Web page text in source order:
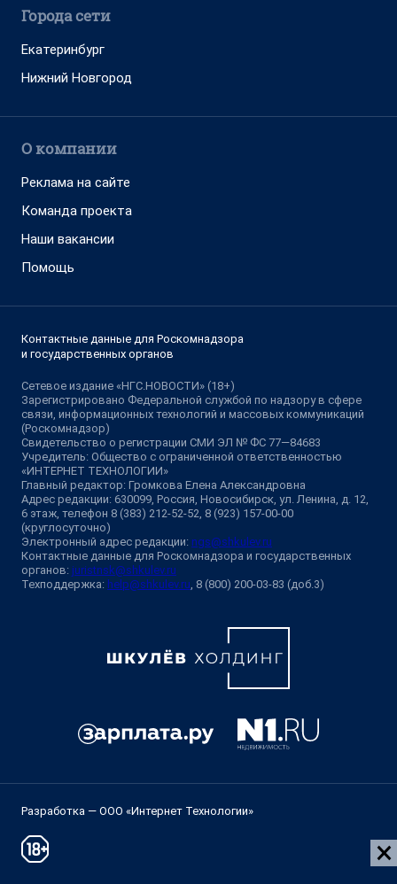
Города сети
Екатеринбург
Нижний Новгород
О компании
Реклама на сайте
Команда проекта
Наши вакансии
Помощь
Контактные данные для Роскомнадзора
и государственных органов
Сетевое издание «НГС.НОВОСТИ» (18+)
Зарегистрировано Федеральной службой по надзору в сфере
связи, информационных технологий и массовых коммуникаций
(Роскомнадзор)
Свидетельство о регистрации СМИ ЭЛ № ФС 77—84683
Учредитель: Общество с ограниченной ответственностью
«ИНТЕРНЕТ ТЕХНОЛОГИИ»
Главный редактор: Громкова Елена Александровна
Адрес редакции: 630099, Россия, Новосибирск, ул. Ленина, д. 12,
6 этаж, телефон 8 (383) 212-52-52, 8 (923) 157-00-00
(круглосуточно)
Электронный адрес редакции: ngs@shkulev.ru
Контактные данные для Роскомнадзора и государственных
органов: juristnsk@shkulev.ru
Техподдержка: help@shkulev.ru , 8 (800) 200-03-83 (доб.3)
Разработка — ООО «Интернет Технологии»